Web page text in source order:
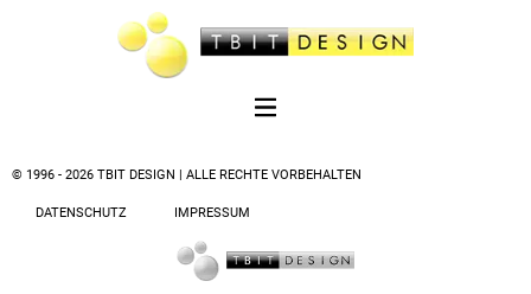
© 1996 - 2026 TBIT DESIGN | ALLE RECHTE VORBEHALTEN
DATENSCHUTZ IMPRESSUM